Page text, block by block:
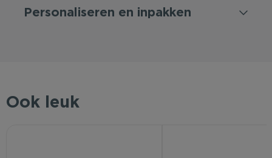
Personaliseren en inpakken
Ook leuk